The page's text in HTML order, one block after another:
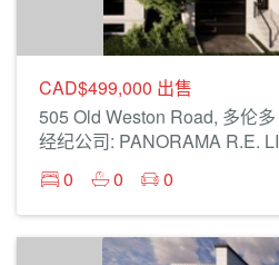
CAD$499,000 出售
505 Old Weston Road, 多伦多
经纪公司: PANORAMA R.E.
0
0 0